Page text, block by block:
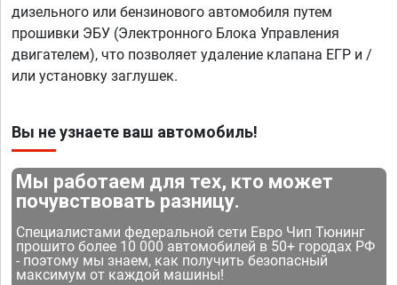
дизельного или бензинового автомобиля путем
прошивки ЭБУ (Электронного Блока Управления
двигателем), что позволяет удаление клапана ЕГР и /
или установку заглушек.
Вы не узнаете ваш автомобиль!
Мы работаем для тех, кто может
почувствовать разницу.
Специалистами федеральной сети Евро Чип Тюнинг
прошито более 10 000 автомобилей в 50+ городах РФ
- поэтому мы знаем, как получить безопасный
максимум от каждой машины!